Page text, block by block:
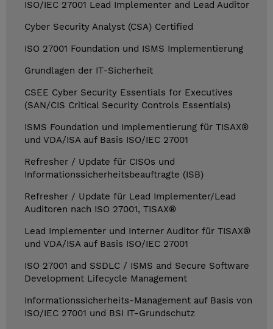
ISO/IEC 27001 Lead Implementer and Lead Auditor
Cyber Security Analyst (CSA) Certified
ISO 27001 Foundation und ISMS Implementierung
Grundlagen der IT-Sicherheit
CSEE Cyber Security Essentials for Executives
(SAN/CIS Critical Security Controls Essentials)
ISMS Foundation und Implementierung für TISAX®
und VDA/ISA auf Basis ISO/IEC 27001
Refresher / Update für CISOs und
Informationssicherheitsbeauftragte (ISB)
Refresher / Update für Lead Implementer/Lead
Auditoren nach ISO 27001, TISAX®
Lead Implementer und Interner Auditor für TISAX®
und VDA/ISA auf Basis ISO/IEC 27001
ISO 27001 and SSDLC / ISMS and Secure Software
Development Lifecycle Management
Informationssicherheits-Management auf Basis von
ISO/IEC 27001 und BSI IT-Grundschutz